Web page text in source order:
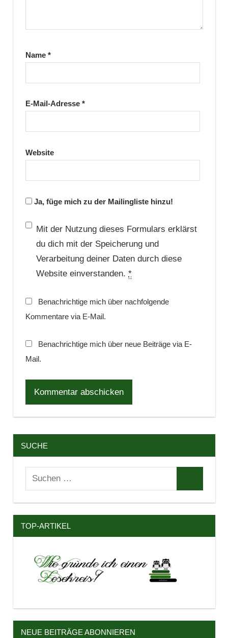
Name *
E-Mail-Adresse *
Website
Ja, füge mich zu der Mailingliste hinzu!
Mit der Nutzung dieses Formulars erklärst
du dich mit der Speicherung und
Verarbeitung deiner Daten durch diese
Website einverstanden. *
Benachrichtige mich über nachfolgende
Kommentare via E-Mail.
Benachrichtige mich über neue Beiträge via E-
Mail.
SUCHE
Suchen
TOP-ARTIKEL
NEUE BEITRÄGE ABONNIEREN